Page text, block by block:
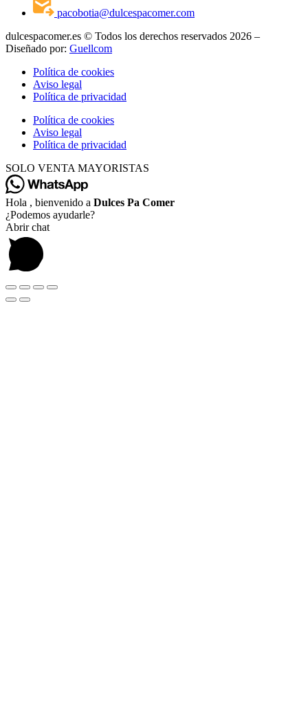
pacobotia@dulcespacomer.com
dulcespacomer.es © Todos los derechos reservados 2026 –
Diseñado por: Guellcom
Política de cookies
Aviso legal
Política de privacidad
Política de cookies
Aviso legal
Política de privacidad
SOLO VENTA MAYORISTAS
Hola , bienvenido a Dulces Pa Comer
¿Podemos ayudarle?
Abrir chat